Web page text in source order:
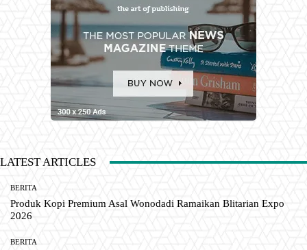
LATEST ARTICLES
BERITA
Produk Kopi Premium Asal Wonodadi Ramaikan Blitarian Expo
2026
BERITA